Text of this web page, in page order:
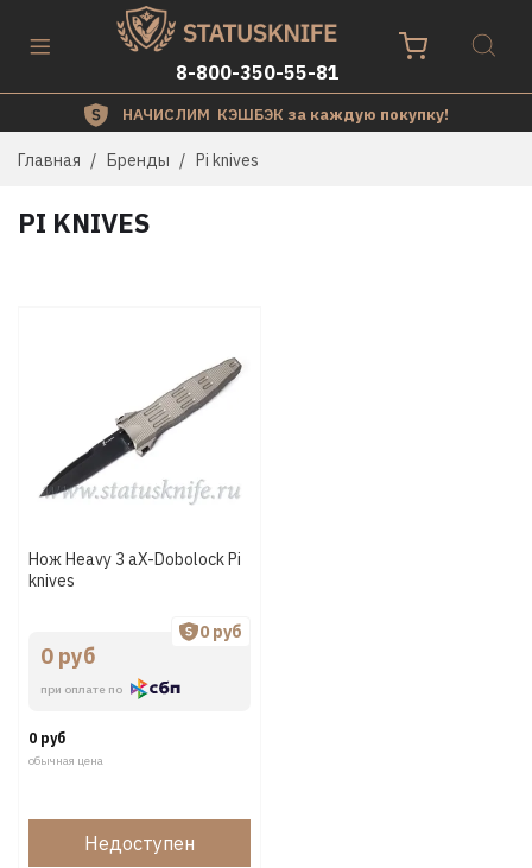
8-800-350-55-81
НАЧИСЛИМ КЭШБЭК за каждую покупку!
Главная Бренды Pi knives
PI KNIVES
Нож Heavy 3 aX-Dobolock Pi
knives
0 руб
при оплате по
0 руб
0 руб
обычная цена
Недоступен